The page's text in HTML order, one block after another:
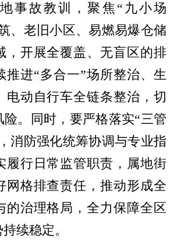
事故教训，聚焦“九小场
、老旧小区、易燃易爆仓储
，开展全覆盖、无盲区的排
推进“多合一”场所整治、生
电动自行车全链条整治，切
险。同时，要严格落实“三管
消防强化统筹协调与专业指
履行日常监管职责，属地街
网格排查责任，推动形成全
的治理格局，全力保障全区
续稳定。